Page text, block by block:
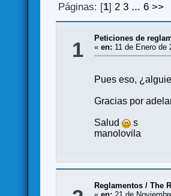
Páginas: [1] 2 3 ... 6 >>
1 Peticiones de
«en: 11 de Enero
Pues eso,
Gracias por
Salud
s
manolovila
Reglamentos /The